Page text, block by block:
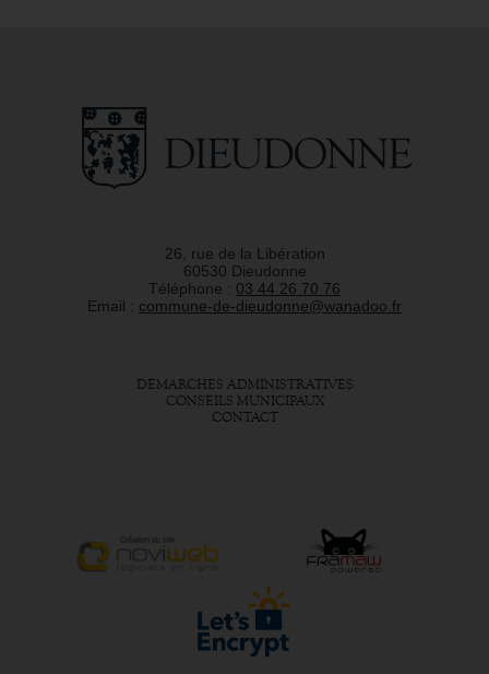
26, rue de la Libération
60530 Dieudonne
Téléphone : 03 44 26 70 76
Email : commune-de-dieudonne@wanadoo.fr
DÉMARCHES ADMINISTRATIVES
CONSEILS MUNICIPAUX
CONTACT